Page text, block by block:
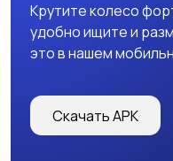
Крутите колесо
удобно ищите и
это в нашем
Скачать APK